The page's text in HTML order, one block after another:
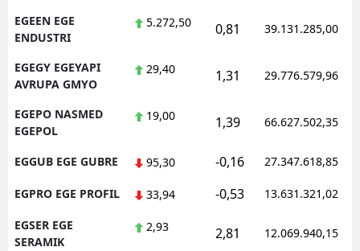
EGEEN EGE
ENDUSTRI
5.272,50 0,81 39.131.285,00
EGEGY EGEYAPI
AVRUPA GMYO
29,40 1,31 29.776.579,96
EGEPO NASMED
EGEPOL
19,00 1,39 66.627.502,35
EGGUB EGE GUBRE 95,30 -0,16 27.347.618,85
EGPRO EGE PROFIL 33,94 -0,53 13.631.321,02
EGSER EGE
SERAMIK
2,93 2,81 12.069.940,15